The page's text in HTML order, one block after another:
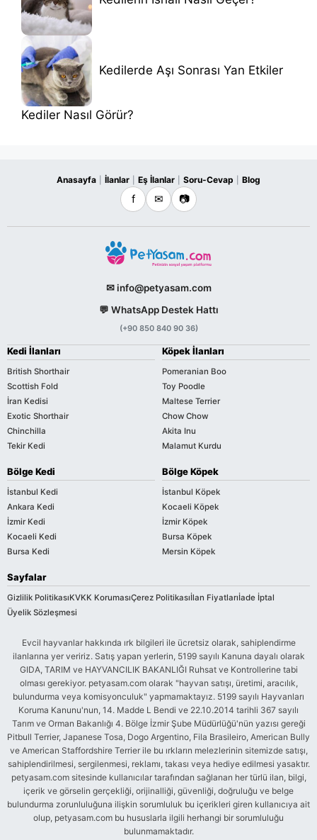
Kedilerde Aşı Sonrası Yan Etkiler
Kediler Nasıl Görür?
Anasayfa İlanlar Eş İlanlar Soru-Cevap Blog
f ✉ 📷
✉ info@petyasam.com
💬 WhatsApp Destek Hattı
(+90 850 840 90 36)
Kedi İlanları
British Shorthair
Scottish Fold
İran Kedisi
Exotic Shorthair
Chinchilla
Tekir Kedi
Köpek İlanları
Pomeranian Boo
Toy Poodle
Maltese Terrier
Chow Chow
Akita Inu
Malamut Kurdu
Bölge Kedi
İstanbul Kedi
Ankara Kedi
İzmir Kedi
Kocaeli Kedi
Bursa Kedi
Bölge Köpek
İstanbul Köpek
Kocaeli Köpek
İzmir Köpek
Bursa Köpek
Mersin Köpek
Sayfalar
Gizlilik PolitikasıKVKK KorumasıÇerez Politikasıİlan Fiyatlarıİade İptal
Üyelik Sözleşmesi
Evcil hayvanlar hakkında ırk bilgileri ile ücretsiz olarak, sahiplendirme
ilanlarına yer veririz. Satış yapan yerlerin, 5199 sayılı Kanuna dayalı olarak
GIDA, TARIM ve HAYVANCILIK BAKANLIĞI Ruhsat ve Kontrollerine tabi
olması gerekiyor. petyasam.com olarak "hayvan satışı, üretimi, aracılık,
bulundurma veya komisyonculuk" yapmamaktayız. 5199 sayılı Hayvanları
Koruma Kanunu'nun, 14. Madde L Bendi ve 22.10.2014 tarihli 367 sayılı
Tarım ve Orman Bakanlığı 4. Bölge İzmir Şube Müdürlüğü'nün yazısı gereği
Pitbull Terrier, Japanese Tosa, Dogo Argentino, Fila Brasileiro, American Bully
ve American Staffordshire Terrier ile bu ırkların melezlerinin sitemizde satışı,
sahiplendirilmesi, sergilenmesi, reklamı, takası veya hediye edilmesi yasaktır.
petyasam.com sitesinde kullanıcılar tarafından sağlanan her türlü ilan, bilgi,
içerik ve görselin gerçekliği, orijinalliği, güvenliği, doğruluğu ve belge
bulundurma zorunluluğuna ilişkin sorumluluk bu içerikleri giren kullanıcıya ait
olup, petyasam.com bu hususlarla ilgili herhangi bir sorumluluğu
bulunmamaktadır.